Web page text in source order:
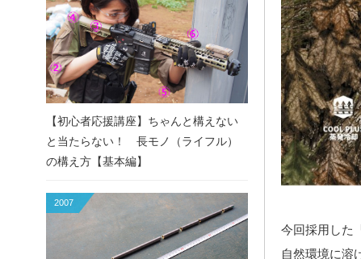
今回採用した
自然環境に溶
【初心者応援講座】ちゃんと構えない
と当たらない！ 長モノ（ライフル）
の構え方【基本編】
2007